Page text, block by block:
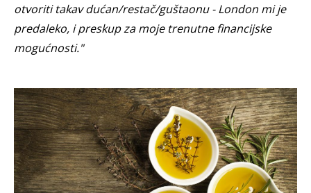
otvoriti takav dućan/restač/guštaonu - London mi je
predaleko, i preskup za moje trenutne financijske
mogućnosti."